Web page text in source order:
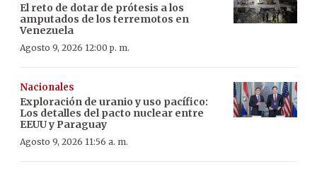
El reto de dotar de prótesis a los
amputados de los terremotos en
Venezuela
Agosto 9, 2026 12:00 p. m.
Nacionales
Exploración de uranio y uso pacífico:
Los detalles del pacto nuclear entre
EEUU y Paraguay
Agosto 9, 2026 11:56 a. m.